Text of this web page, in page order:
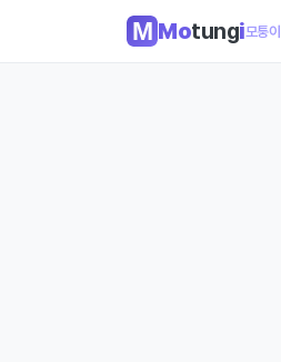
Motungi모퉁이